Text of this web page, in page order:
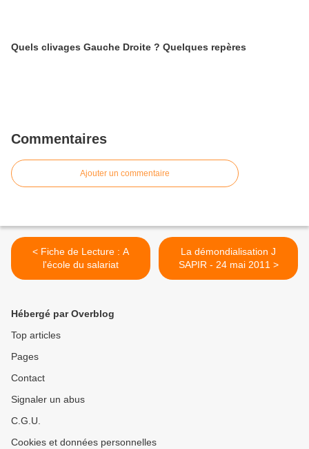
Quels clivages Gauche Droite ? Quelques repères
Commentaires
Ajouter un commentaire
< Fiche de Lecture : A
l'école du salariat
La démondialisation J
SAPIR - 24 mai 2011 >
Hébergé par Overblog
Top articles
Pages
Contact
Signaler un abus
C.G.U.
Cookies et données personnelles